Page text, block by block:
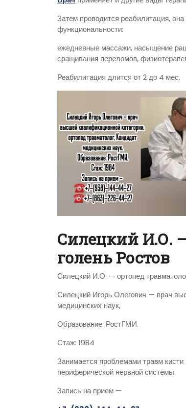
Затем проводится реабилитация,
функциональности:
ежедневные массажи, насыщение
сращивания переломов,
Реабилитация длится от 2 до 4 мес.
Силецкий И.О.
голень Ростов
Силецкий И.О. — ортопед
Силецкий Игорь Олегович — врач
медицинских наук,
Образование: РостГМИ.
Стаж: 1984
Занимается проблемами травм
периферической нервной системы.
Запись на прием —